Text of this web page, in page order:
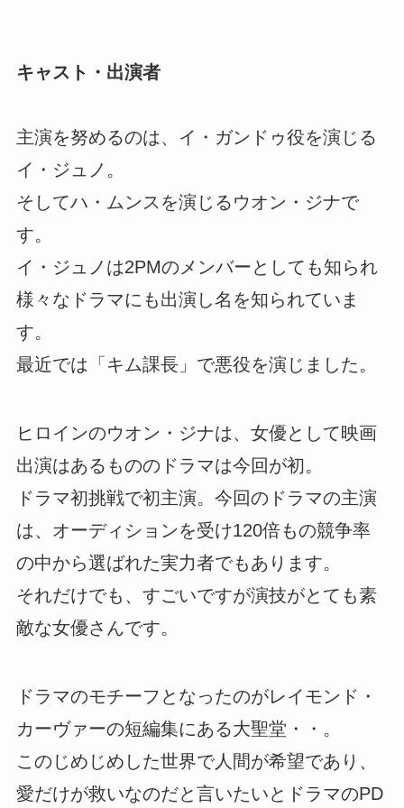
キャスト・出演者
主演を努めるのは、イ・ガンドゥ役を演じる
イ・ジュノ。
そしてハ・ムンスを演じるウオン・ジナで
す。
イ・ジュノは2PMのメンバーとしても知られ
様々なドラマにも出演し名を知られていま
す。
最近では「キム課長」で悪役を演じました。
ヒロインのウオン・ジナは、女優として映画
出演はあるもののドラマは今回が初。
ドラマ初挑戦で初主演。今回のドラマの主演
は、オーディションを受け120倍もの競争率
の中から選ばれた実力者でもあります。
それだけでも、すごいですが演技がとても素
敵な女優さんです。
ドラマのモチーフとなったのがレイモンド・
カーヴァーの短編集にある大聖堂・・。
このじめじめした世界で人間が希望であり、
愛だけが救いなのだと言いたいとドラマのPD